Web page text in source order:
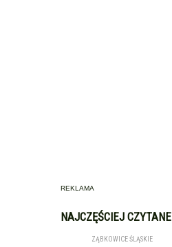
REKLAMA
NAJCZĘŚCIEJ CZYTANE
ZĄBKOWICE ŚLĄSKIE